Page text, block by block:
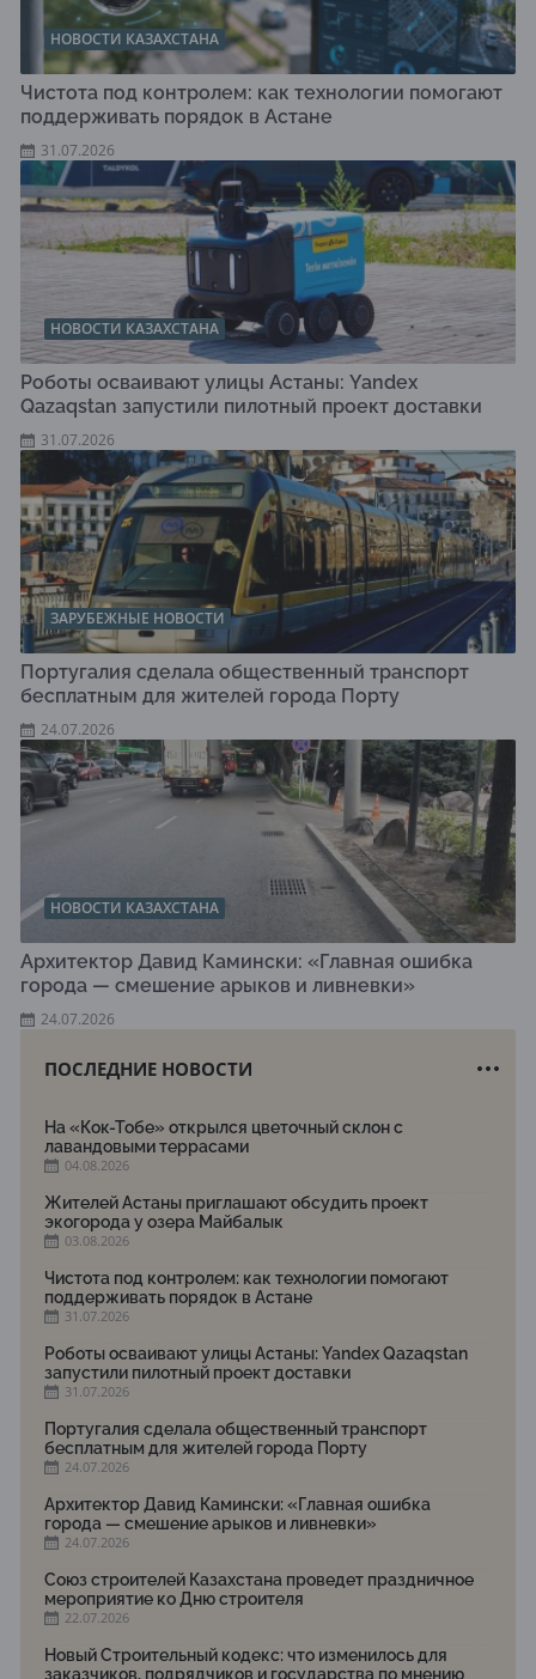
НОВОСТИ КАЗАХСТАНА
Чистота под контролем: как технологии помогают
поддерживать порядок в Астане
31.07.2026
НОВОСТИ КАЗАХСТАНА
Роботы осваивают улицы Астаны: Yandex
Qazaqstan запустили пилотный проект доставки
31.07.2026
ЗАРУБЕЖНЫЕ НОВОСТИ
Португалия сделала общественный транспорт
бесплатным для жителей города Порту
24.07.2026
НОВОСТИ КАЗАХСТАНА
Архитектор Давид Камински: «Главная ошибка
города — смешение арыков и ливневки»
24.07.2026
ПОСЛЕДНИЕ НОВОСТИ
На «Кок-Тобе» открылся цветочный склон с
лавандовыми террасами
04.08.2026
Жителей Астаны приглашают обсудить проект
экогорода у озера Майбалык
03.08.2026
Чистота под контролем: как технологии помогают
поддерживать порядок в Астане
31.07.2026
Роботы осваивают улицы Астаны: Yandex Qazaqstan
запустили пилотный проект доставки
31.07.2026
Португалия сделала общественный транспорт
бесплатным для жителей города Порту
24.07.2026
Архитектор Давид Камински: «Главная ошибка
города — смешение арыков и ливневки»
24.07.2026
Союз строителей Казахстана проведет праздничное
мероприятие ко Дню строителя
22.07.2026
Новый Строительный кодекс: что изменилось для
заказчиков, подрядчиков и государства по мнению